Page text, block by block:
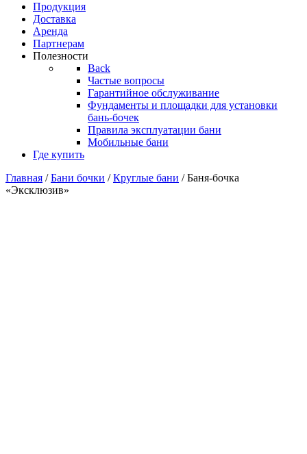
Продукция
Доставка
Аренда
Партнерам
Полезности
Back
Частые вопросы
Гарантийное обслуживание
Фундаменты и площадки для установки
бань-бочек
Правила эксплуатации бани
Мобильные бани
Где купить
Главная /Бани бочки /Круглые бани / Баня-бочка
«Эксклюзив»